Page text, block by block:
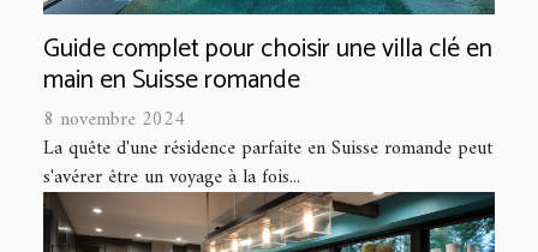
Guide complet pour choisir une villa clé en
main en Suisse romande
8 novembre 2024
La quête d'une résidence parfaite en Suisse romande peut
s'avérer être un voyage à la fois...